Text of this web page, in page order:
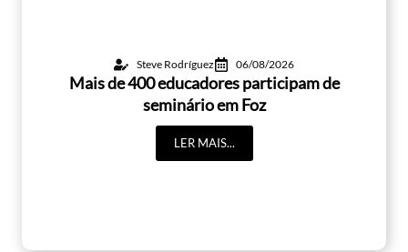
Steve Rodríguez 06/08/2026
Mais de 400 educadores participam de
seminário em Foz
LER MAIS...